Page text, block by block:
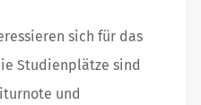
sich für das
Studienplätze sind
und